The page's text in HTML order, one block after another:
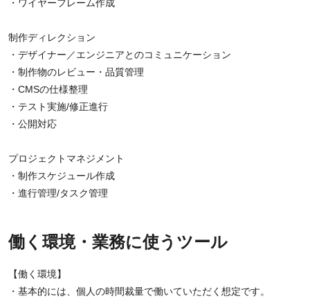
・ワイヤーフレーム作成
制作ディレクション
・デザイナー／エンジニアとのコミュニケーション
・制作物のレビュー・品質管理
・CMSの仕様整理
・テスト実施/修正進行
・公開対応
プロジェクトマネジメント
・制作スケジュール作成
・進行管理/タスク管理
働く環境・業務に使うツール
【働く環境】
・基本的には、個人の時間裁量で働いていただく想定です。